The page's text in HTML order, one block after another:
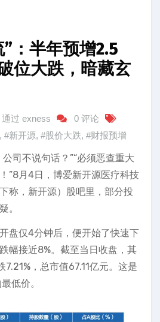
：半年预增2.5
位大跌，暗藏玄
通过 exness
0 评论
, #新开源, #股价大跌, #财报预增
司不说句话？”“必须恶查重大
”8月4日，博爱新开源医疗科技
称，新开源）股吧里，部分投
。
盘仅4分钟后，便开始了快速下
幅接近8%。截至当日收盘，其
，总市值67.11亿元。这是
低价。